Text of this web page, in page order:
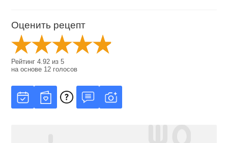
Оценить рецепт
Рейтинг4.92 из5
на основе 12 голосов